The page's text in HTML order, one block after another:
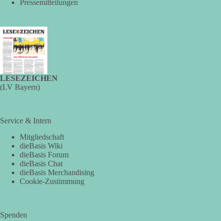
bezeichnet dies als Vorsorge für außergewöhnliche
Krisensituationen. Das Vorhaben war bis zur Veröffentlichung
von Apollo kaum bekannt.
🟩🟩🟦🟦🟥🟥🟧🟧
dieBasis steht für eine bezahlbare, sichere und unabhängige
Energieversorgung.
Eine resiliente Gesellschaft erkennt man nicht daran, wie sie
Strommangel verwaltet, sondern daran, wie sie ihn verhindert!
mehrere-tage-bis-wochen-vor/
Pressemitteilungen
LESEZEICHEN
(LV Bayern)
Service & Intern
Mitgliedschaft
dieBasis Wiki
dieBasis Forum
dieBasis Chat
dieBasis Merchandising
Cookie-Zustimmung
Spenden